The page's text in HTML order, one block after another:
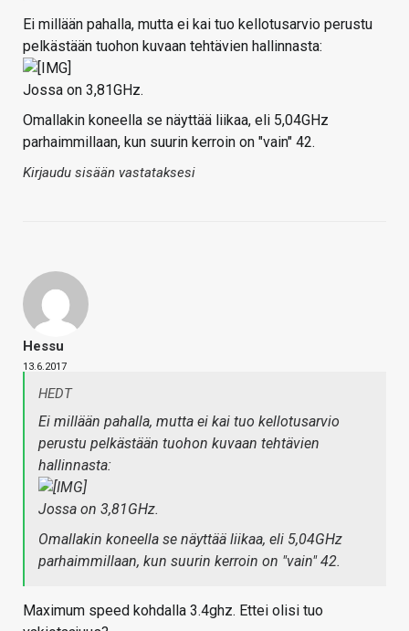
Ei millään pahalla, mutta ei kai tuo kellotusarvio perustu
pelkästään tuohon kuvaan tehtävien hallinnasta:
Jossa on 3,81GHz.
Omallakin koneella se näyttää liikaa, eli 5,04GHz
parhaimmillaan, kun suurin kerroin on "vain" 42.
Kirjaudu sisään vastataksesi
Hessu
13.6.2017
HEDT
Ei millään pahalla, mutta ei kai tuo kellotusarvio
perustu pelkästään tuohon kuvaan tehtävien
hallinnasta:
Jossa on 3,81GHz.
Omallakin koneella se näyttää liikaa, eli 5,04GHz
parhaimmillaan, kun suurin kerroin on "vain" 42.
Maximum speed kohdalla 3.4ghz. Ettei olisi tuo